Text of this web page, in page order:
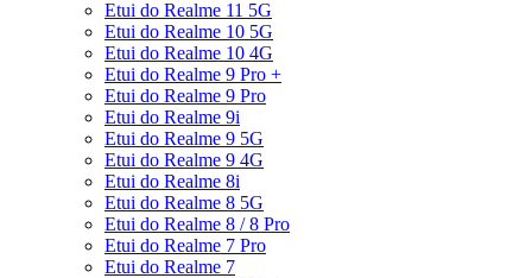
Etui do Realme 11 5G
Etui do Realme 10 5G
Etui do Realme 10 4G
Etui do Realme 9 Pro +
Etui do Realme 9 Pro
Etui do Realme 9i
Etui do Realme 9 5G
Etui do Realme 9 4G
Etui do Realme 8i
Etui do Realme 8 5G
Etui do Realme 8 / 8 Pro
Etui do Realme 7 Pro
Etui do Realme 7